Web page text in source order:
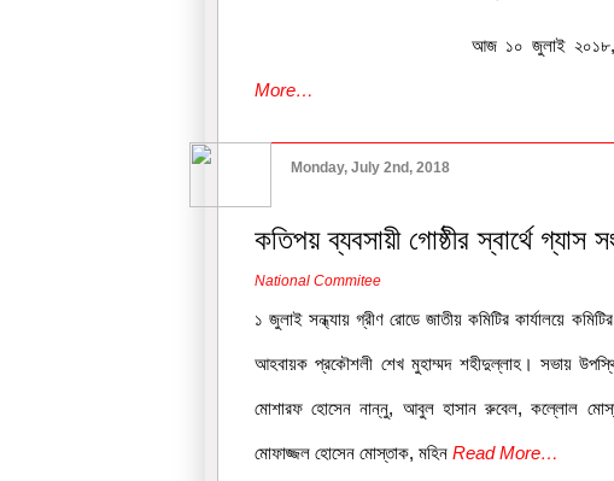
আজ ১০ জুলাই ২০১৮,
More…
Monday, July 2nd, 2018
কতিপয় ব্যবসায়ী গোষ্ঠীর স্বার্থে গ্যাস
National Commitee
১ জুলাই সন্ধ্যায় গ্রীণ রোডে জাতীয় কমিটির কার্যালয়ে
আহবায়ক প্রকৌশলী শেখ মুহাম্মদ শহীদুল্লাহ। সভায়
মোশারফ হোসেন নান্নু, আবুল হাসান রুবেল, কল্লোল
মোফাজ্জল হোসেন মোস্তাক, মহিন Read More…